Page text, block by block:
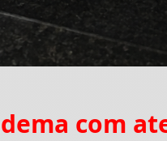
com